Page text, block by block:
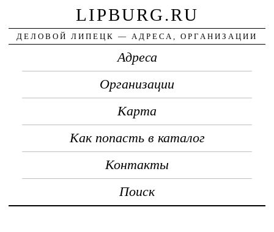
LIPBURG.RU
ДЕЛОВОЙ ЛИПЕЦК — АДРЕСА, ОРГАНИЗАЦИИ
Адреса
Организации
Карта
Как попасть в каталог
Контакты
Поиск